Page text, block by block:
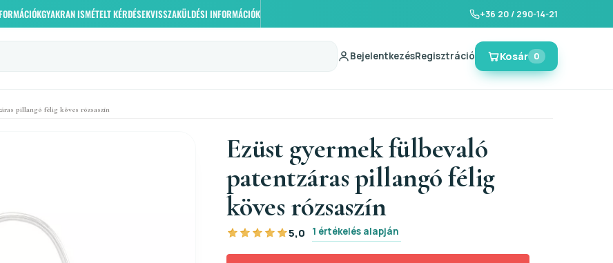
GYAKRAN ISMÉTELT KÉRDÉSEKVISSZAKÜLDÉSI INFORMÁCIÓK +36 20 / 290-14-21
BejelentkezésRegisztráció Kosár 0
pillangó félig köves rózsaszín
Ezüst gyermek fülbevaló
patentzáras pillangó félig
köves rózsaszín
5,0 1 értékelés alapján